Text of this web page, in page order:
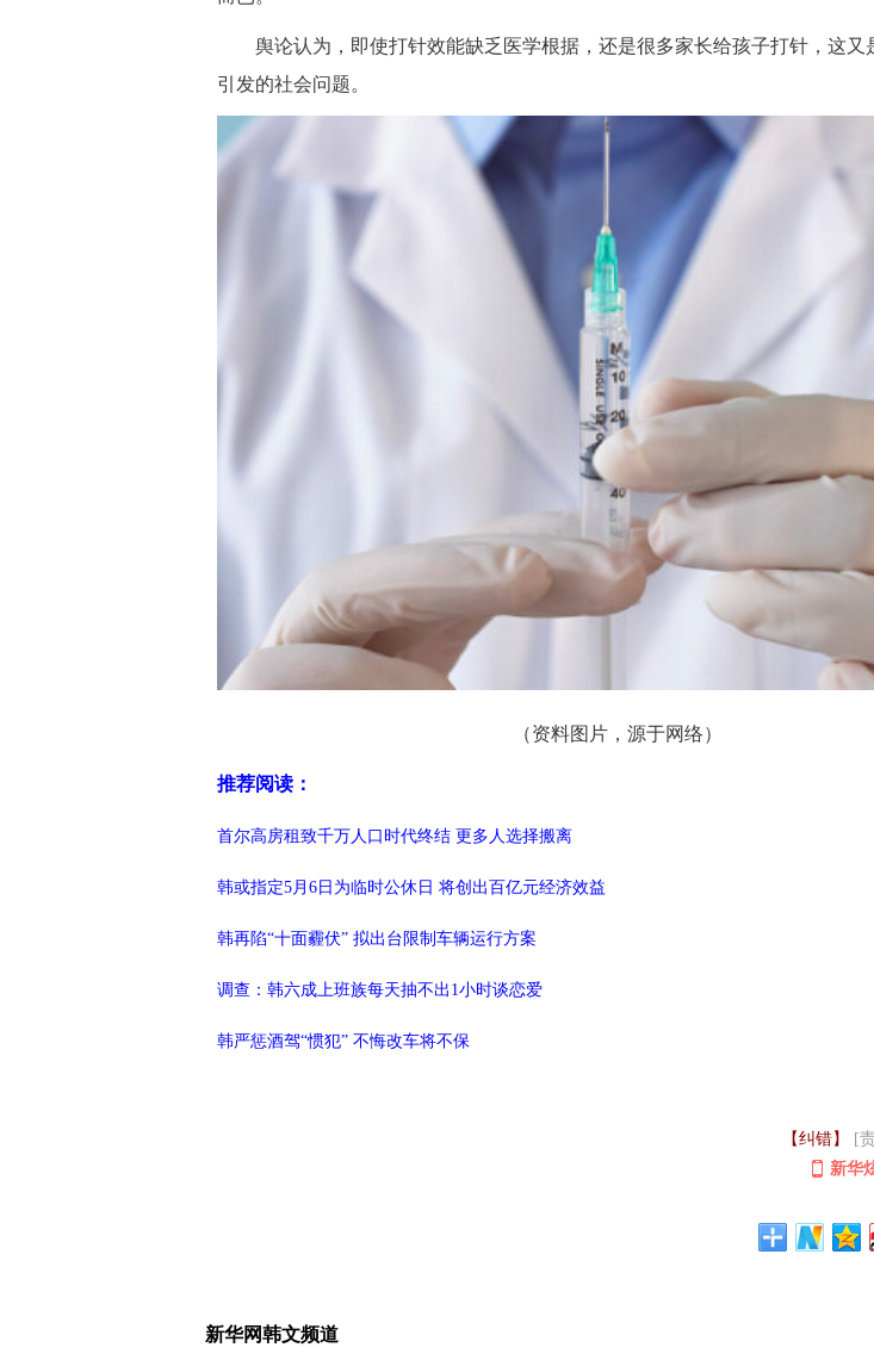
舆论认为，即使打针效能缺乏医学根据，还是很多家长给孩子打针，这又
引发的社会问题。
（资料图片，源于网络）
推荐阅读：
首尔高房租致千万人口时代终结 更多人选择搬离
韩或指定5月6日为临时公休日 将创出百亿元经济效益
韩再陷“十面霾伏” 拟出台限制车辆运行方案
调查：韩六成上班族每天抽不出1小时谈恋爱
韩严惩酒驾“惯犯” 不悔改车将不保
【纠错】
[
新华
新华网韩文频道